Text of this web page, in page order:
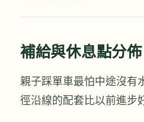
補給與休息點分佈
親子踩單車最怕中途沒有
徑沿線的配套比以前進步